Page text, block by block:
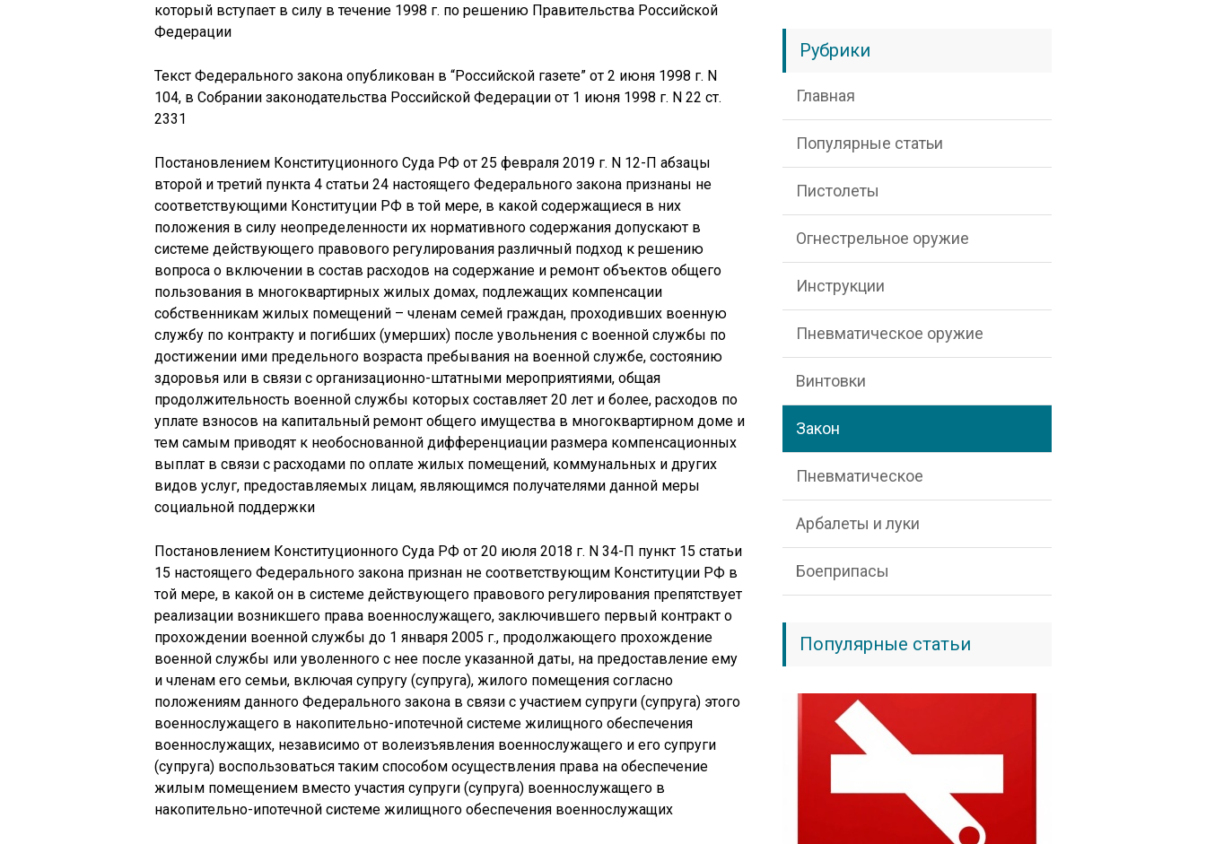
который вступает в силу в течение 1998 г. по решению Правительства Российской
Федерации
Текст Федерального закона опубликован в “Российской газете” от 2 июня 1998 г. N
104, в Собрании законодательства Российской Федерации от 1 июня 1998 г. N 22 ст.
2331
Постановлением Конституционного Суда РФ от 25 февраля 2019 г. N 12-П абзацы
второй и третий пункта 4 статьи 24 настоящего Федерального закона признаны не
соответствующими Конституции РФ в той мере, в какой содержащиеся в них
положения в силу неопределенности их нормативного содержания допускают в
системе действующего правового регулирования различный подход к решению
вопроса о включении в состав расходов на содержание и ремонт объектов общего
пользования в многоквартирных жилых домах, подлежащих компенсации
собственникам жилых помещений – членам семей граждан, проходивших военную
службу по контракту и погибших (умерших) после увольнения с военной службы по
достижении ими предельного возраста пребывания на военной службе, состоянию
здоровья или в связи с организационно-штатными мероприятиями, общая
продолжительность военной службы которых составляет 20 лет и более, расходов по
уплате взносов на капитальный ремонт общего имущества в многоквартирном доме и
тем самым приводят к необоснованной дифференциации размера компенсационных
выплат в связи с расходами по оплате жилых помещений, коммунальных и других
видов услуг, предоставляемых лицам, являющимся получателями данной меры
социальной поддержки
Постановлением Конституционного Суда РФ от 20 июля 2018 г. N 34-П пункт 15 статьи
15 настоящего Федерального закона признан не соответствующим Конституции РФ в
той мере, в какой он в системе действующего правового регулирования препятствует
реализации возникшего права военнослужащего, заключившего первый контракт о
прохождении военной службы до 1 января 2005 г., продолжающего прохождение
военной службы или уволенного с нее после указанной даты, на предоставление ему
и членам его семьи, включая супругу (супруга), жилого помещения согласно
положениям данного Федерального закона в связи с участием супруги (супруга) этого
военнослужащего в накопительно-ипотечной системе жилищного обеспечения
военнослужащих, независимо от волеизъявления военнослужащего и его супруги
(супруга) воспользоваться таким способом осуществления права на обеспечение
жилым помещением вместо участия супруги (супруга) военнослужащего в
накопительно-ипотечной системе жилищного обеспечения военнослужащих
Рубрики
Главная
Популярные статьи
Пистолеты
Огнестрельное оружие
Инструкции
Пневматическое оружие
Винтовки
Закон
Пневматическое
Арбалеты и луки
Боеприпасы
Популярные статьи